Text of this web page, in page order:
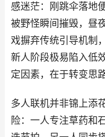
感迷茫：刚跳伞落地
被野怪瞬间摧毁，昼
戏摒弃传统引导机制
新人阶段极易陷入低
定因素，在于转变思
多人联机并非锦上添
险：一人专注草药和